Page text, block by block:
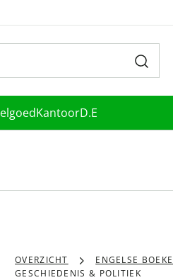
KantoorD.E
OVERZICHT ENGELSE
GESCHIEDENIS & POLITIEK